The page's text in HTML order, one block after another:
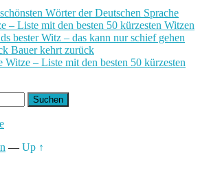
Wörter der Deutschen Sprache
– Liste mit den besten 50 kürzesten Witzen
bester Witz – das kann nur schief gehen
Bauer kehrt zurück
Witze – Liste mit den besten 50 kürzesten
— Up ↑